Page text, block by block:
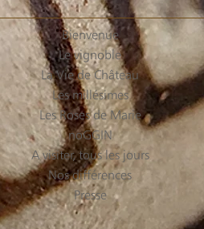
Bienvenue
Le vignoble
La Vie de Château
Les millésimes
Les Roses de Marie
noGGIN
A visiter, tous les jours
Nos différences
Presse